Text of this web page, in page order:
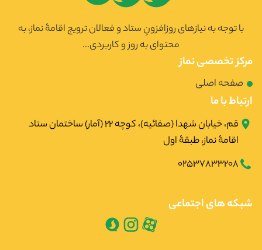
با توجه به نیازهای روزافزونِ ستاد و فعالان ترویج اقامۀ نماز، به
محتوای به روز و کاربردی...
مرکز تخصصی نماز
صفحه اصلی
ارتباط با ما
قم، خیابان شهدا (صفائیه)، کوچه ۲۲ (آمار) ساختمان ستاد
اقامۀ نماز، طبقۀ اول
02537833208
شبکه های اجتماعی